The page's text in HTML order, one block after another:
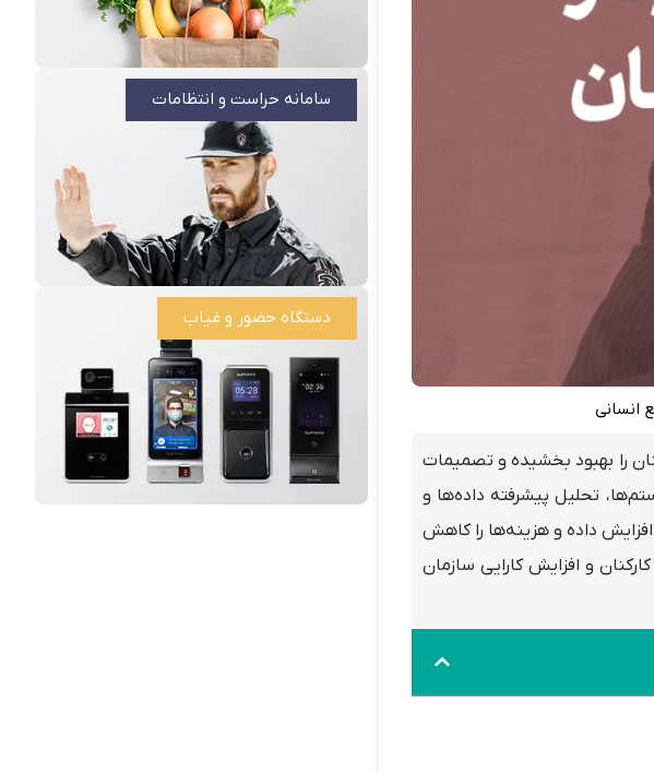
انسانی
را بهبود بخشیده و تصمیمات
تحلیل پیشرفته داده‌ها و
افزایش داده و هزینه‌ها را کاهش
و افزایش کارایی سازمان
سامانه حراست و انتظامات
دستگاه حضور و غیاب